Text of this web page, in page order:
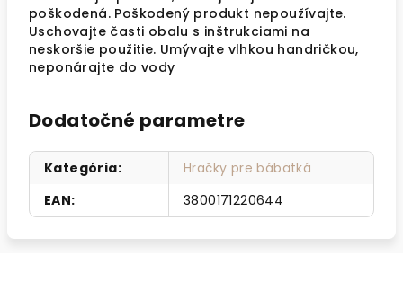
poškodená. Poškodený produkt nepoužívajte.
Uschovajte časti obalu s inštrukciami na
neskoršie použitie. Umývajte vlhkou handričkou,
neponárajte do vody
Dodatočné parametre
Kategória:
Hračky pre bábätká
EAN: 3800171220644